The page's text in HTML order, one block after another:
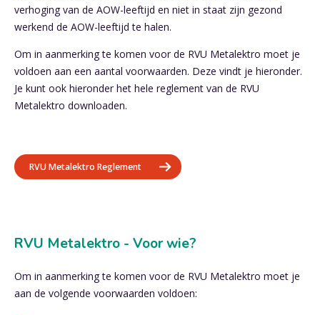
verhoging van de AOW-leeftijd en niet in staat zijn gezond
werkend de AOW-leeftijd te halen.
Om in aanmerking te komen voor de RVU Metalektro moet je
voldoen aan een aantal voorwaarden. Deze vindt je hieronder.
Je kunt ook hieronder het hele reglement van de RVU
Metalektro downloaden.
RVU Metalektro Reglement
RVU Metalektro - Voor wie?
Om in aanmerking te komen voor de RVU Metalektro moet je
aan de volgende voorwaarden voldoen: